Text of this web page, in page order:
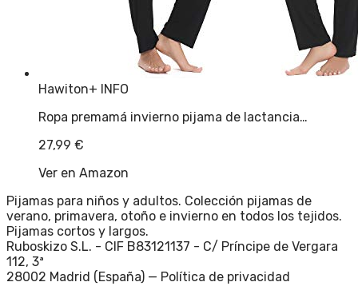
Hawiton+ INFO
Ropa premamá invierno pijama de lactancia…
27,99 €
Ver en Amazon
Pijamas para niños y adultos. Colección pijamas de
verano, primavera, otoño e invierno en todos los tejidos.
Pijamas cortos y largos.
Ruboskizo S.L. - CIF B83121137 - C/ Príncipe de Vergara
112, 3ª
28002 Madrid (España) — Política de privacidad